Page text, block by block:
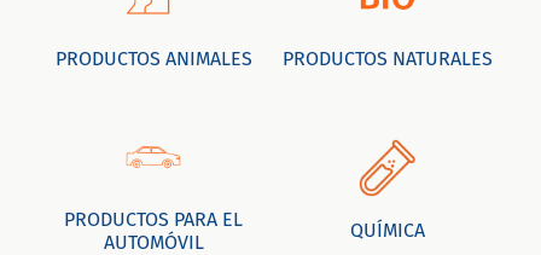
PRODUCTOS ANIMALES PRODUCTOS NATURALES
PRODUCTOS PARA EL
AUTOMÓVIL
QUÍMICA